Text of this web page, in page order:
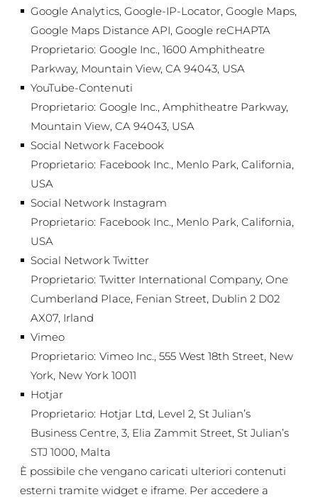
Google Analytics, Google-IP-Locator, Google Maps,
Google Maps Distance API, Google reCHAPTA
Proprietario: Google Inc., 1600 Amphitheatre
Parkway, Mountain View, CA 94043, USA
YouTube-Contenuti
Proprietario: Google Inc., Amphitheatre Parkway,
Mountain View, CA 94043, USA
Social Network Facebook
Proprietario: Facebook Inc., Menlo Park, California,
USA
Social Network Instagram
Proprietario: Facebook Inc., Menlo Park, California,
USA
Social Network Twitter
Proprietario: Twitter International Company, One
Cumberland Place, Fenian Street, Dublin 2 D02
AX07, Irland
Vimeo
Proprietario: Vimeo Inc., 555 West 18th Street, New
York, New York 10011
Hotjar
Proprietario: Hotjar Ltd, Level 2, St Julian’s
Business Centre, 3, Elia Zammit Street, St Julian’s
STJ 1000, Malta
È possibile che vengano caricati ulteriori contenuti
esterni tramite widget e iframe. Per accedere a